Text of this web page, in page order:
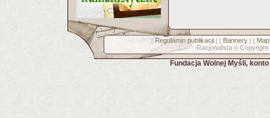
[ Regulamin publikacji] [ Bannery] [
Racjonalista © Copyright
Fundacja Wolnej Myśli,